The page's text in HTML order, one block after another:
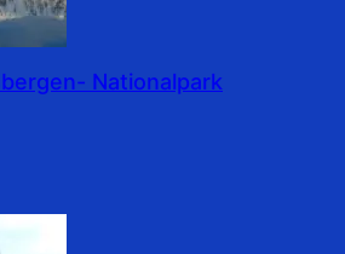
Nationalpark